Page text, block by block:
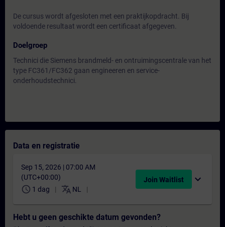
De cursus wordt afgesloten met een praktijkopdracht. Bij
voldoende resultaat wordt een certificaat afgegeven.
Doelgroep
Technici die Siemens brandmeld- en ontruimingscentrale van het
type FC361/FC362 gaan engineeren en service-
onderhoudstechnici.
Data en registratie
Sep 15, 2026 | 07:00 AM
(UTC+00:00)
schedule 1 dag translate NL
Join Waitlist expand_more
Hebt u geen geschikte datum gevonden?